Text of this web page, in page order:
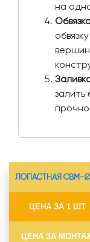
на
залить
ЦЕНА ЗА 1 ШТ
ЦЕНА ЗА